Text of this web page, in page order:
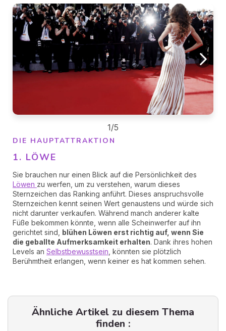
DIE HAUPTATTRAKTION
1. LÖWE
Sie brauchen nur einen Blick auf die Persönlichkeit des
Löwen zu werfen, um zu verstehen, warum dieses
Sternzeichen das Ranking anführt. Dieses anspruchsvolle
Sternzeichen kennt seinen Wert genaustens und würde sich
nicht darunter verkaufen. Während manch anderer kalte
Füße bekommen könnte, wenn alle Scheinwerfer auf ihn
gerichtet sind, blühen Löwen erst richtig auf, wenn Sie
die geballte Aufmerksamkeit erhalten. Dank ihres hohen
Levels an Selbstbewusstsein , könnten sie plötzlich
Berühmtheit erlangen, wenn keiner es hat kommen sehen.
1/5
Ähnliche Artikel zu diesem Thema
finden :